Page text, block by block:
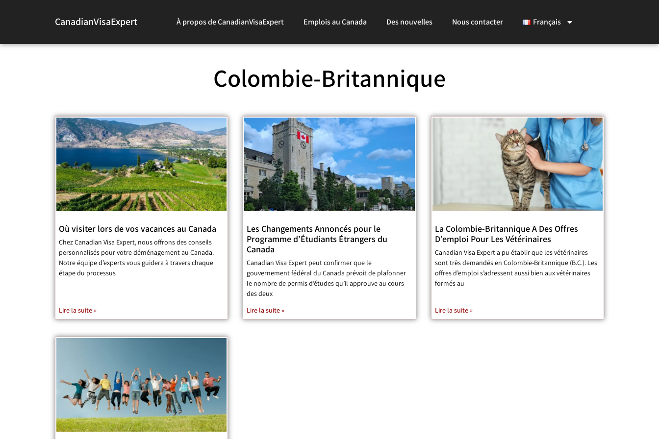
CanadianVisaExpert À propos de CanadianVisaExpert Emplois au Canada Des nouvelles Nous contacter Français
Colombie-Britannique
Où visiter lors de vos vacances au Canada
Chez Canadian Visa Expert, nous offrons des conseils
personnalisés pour votre déménagement au Canada.
Notre équipe d’experts vous guidera à travers chaque
étape du processus
Lire la suite »
Les Changements Annoncés pour le
Programme d’Étudiants Étrangers du
Canada
Canadian Visa Expert peut confirmer que le
gouvernement fédéral du Canada prévoit de plafonner
le nombre de permis d’études qu’il approuve au cours
des deux
Lire la suite »
La Colombie-Britannique A Des Offres
D’emploi Pour Les Vétérinaires
Canadian Visa Expert a pu établir que les vétérinaires
sont très demandés en Colombie-Britannique (B.C.). Les
offres d’emploi s’adressent aussi bien aux vétérinaires
formés au
Lire la suite »